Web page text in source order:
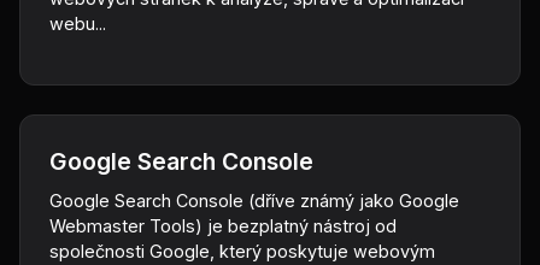
webu...
Google Search Console
Google Search Console (dříve známý jako Google
Webmaster Tools) je bezplatný nástroj od
společnosti Google, který poskytuje webovým